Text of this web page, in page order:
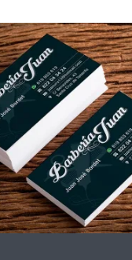
Tarjetas de
visita
Impresión digital